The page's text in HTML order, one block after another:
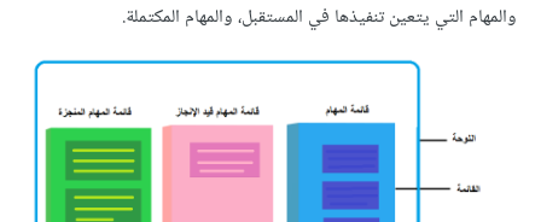
والمهام التي يتعين تنفيذها في المستقبل، والمهام المكتملة.